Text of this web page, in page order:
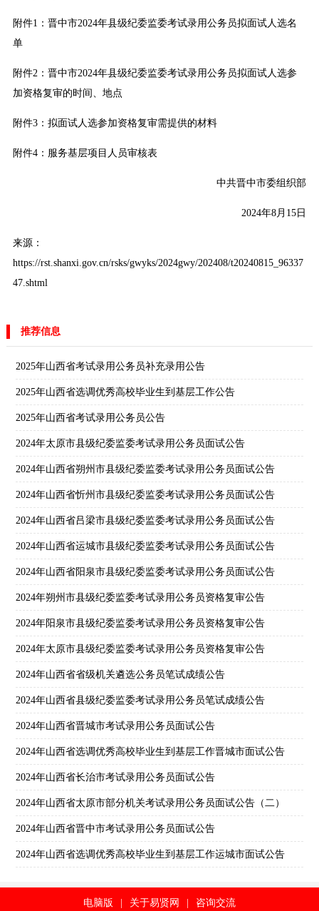
附件1： 晋中市2024年县级纪委监委考试录用公务员拟面试人选名
单
附件2： 晋中市2024年县级纪委监委考试录用公务员拟面试人选参
加资格复审的时间、地点
附件3： 拟面试人选参加资格复审需提供的材料
附件4： 服务基层项目人员审核表
中共晋中市委组织部
2024年8月15日
来源：
https://rst.shanxi.gov.cn/rsks/gwyks/2024gwy/202408/t20240815_96337
47.shtml
推荐信息
2025年山西省考试录用公务员补充录用公告
2025年山西省选调优秀高校毕业生到基层工作公告
2025年山西省考试录用公务员公告
2024年太原市县级纪委监委考试录用公务员面试公告
2024年山西省朔州市县级纪委监委考试录用公务员面试公告
2024年山西省忻州市县级纪委监委考试录用公务员面试公告
2024年山西省吕梁市县级纪委监委考试录用公务员面试公告
2024年山西省运城市县级纪委监委考试录用公务员面试公告
2024年山西省阳泉市县级纪委监委考试录用公务员面试公告
2024年朔州市县级纪委监委考试录用公务员资格复审公告
2024年阳泉市县级纪委监委考试录用公务员资格复审公告
2024年太原市县级纪委监委考试录用公务员资格复审公告
2024年山西省省级机关遴选公务员笔试成绩公告
2024年山西省县级纪委监委考试录用公务员笔试成绩公告
2024年山西省晋城市考试录用公务员面试公告
2024年山西省选调优秀高校毕业生到基层工作晋城市面试公告
2024年山西省长治市考试录用公务员面试公告
2024年山西省太原市部分机关考试录用公务员面试公告（二）
2024年山西省晋中市考试录用公务员面试公告
2024年山西省选调优秀高校毕业生到基层工作运城市面试公告
电脑版 关于易贤网 咨询交流